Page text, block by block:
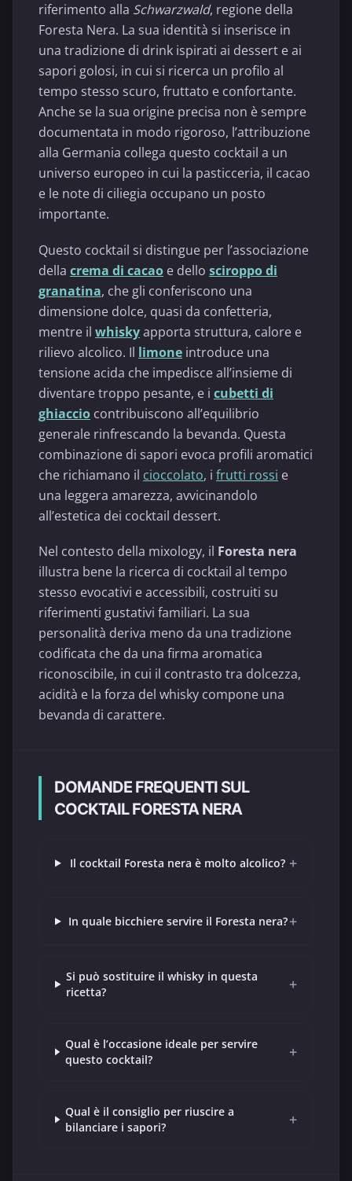
riferimento alla Schwarzwald, regione della
Foresta Nera. La sua identità si inserisce in
una tradizione di drink ispirati ai dessert e ai
sapori golosi, in cui si ricerca un profilo al
tempo stesso scuro, fruttato e confortante.
Anche se la sua origine precisa non è sempre
documentata in modo rigoroso, l’attribuzione
alla Germania collega questo cocktail a un
universo europeo in cui la pasticceria, il cacao
e le note di ciliegia occupano un posto
importante.
Questo cocktail si distingue per l’associazione
della crema di cacao e dello sciroppo di
granatina, che gli conferiscono una
dimensione dolce, quasi da confetteria,
mentre il whiskyapporta struttura, calore e
rilievo alcolico. Il limone introduce una
tensione acida che impedisce all’insieme di
diventare troppo pesante, e i cubetti di
ghiaccio contribuiscono all’equilibrio
generale rinfrescando la bevanda. Questa
combinazione di sapori evoca profili aromatici
che richiamano il cioccolato, i frutti rossi e
una leggera amarezza, avvicinandolo
all’estetica dei cocktail dessert.
Nel contesto della mixology, il Foresta nera
illustra bene la ricerca di cocktail al tempo
stesso evocativi e accessibili, costruiti su
riferimenti gustativi familiari. La sua
personalità deriva meno da una tradizione
codificata che da una firma aromatica
riconoscibile, in cui il contrasto tra dolcezza,
acidità e la forza del whisky compone una
bevanda di carattere.
DOMANDE FREQUENTI SUL
COCKTAIL FORESTA NERA
Il cocktail Foresta nera è molto alcolico? +
In quale bicchiere servire il Foresta nera?+
Si può sostituire il whisky in questa
ricetta?
+
Qual è l’occasione ideale per servire
questo cocktail?
+
Qual è il consiglio per riuscire a
bilanciare i sapori?
+